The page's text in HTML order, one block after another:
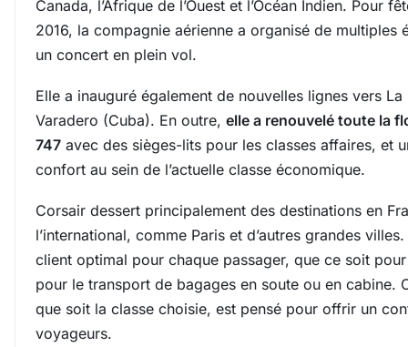
Canada, l’Afrique de l’Ouest et l’Océan Indien. Pour
2016, la compagnie aérienne a organisé de multiples
un concert en plein vol.
Elle a inauguré également de nouvelles lignes vers
Varadero (Cuba). En outre, elle a renouvelé toute la
747 avec des sièges-lits pour les classes affaires, et
confort au sein de l’actuelle classe économique.
Corsair dessert principalement des destinations en
l’international, comme Paris et d’autres grandes
client optimal pour chaque passager, que ce soit
pour le transport de bagages en soute ou en cabine.
que soit la classe choisie, est pensé pour offrir un
voyageurs.